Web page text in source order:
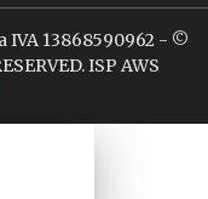
IVA 13868590962 - ©
ISP AWS